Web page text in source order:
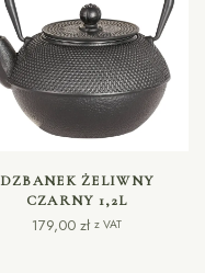
DODAJ DO KOSZYKA
DZBANEK ŻELIWNY
CZARNY 1,2L
179,00 zł z VAT